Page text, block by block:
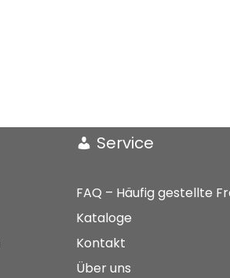
Service
FAQ – Häufig gestellte
Kataloge
Kontakt
Über uns